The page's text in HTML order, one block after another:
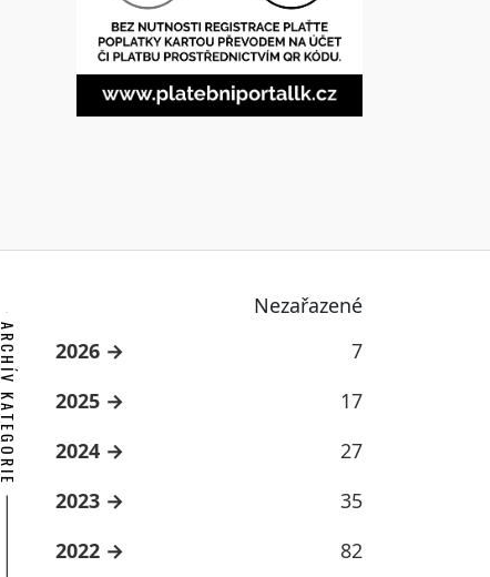
Nezařazené
ARCHÍV KATEGORIE 2026
7
2025
17
2024
27
2023
35
2022
82